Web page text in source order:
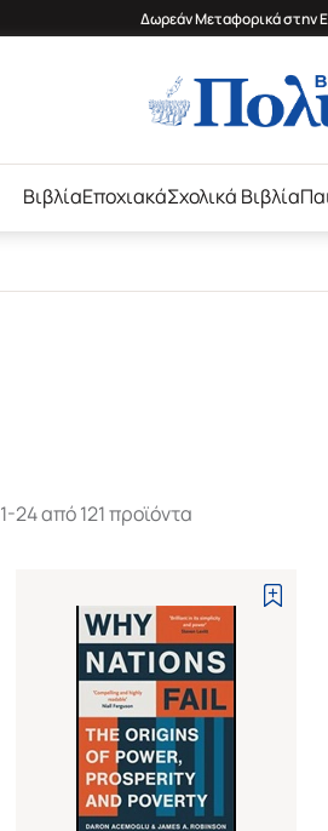
Δωρεάν Μεταφορικά στην
ΒιβλίαΕποχιακάΣχολικά Βιβλία
1-24 από 121 προϊόντα